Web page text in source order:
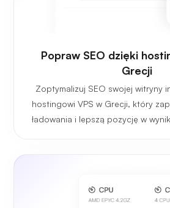
Popraw SEO dzięki
Grecji
Zoptymalizuj SEO swojej witryny
hostingowi VPS w Grecji, który
ładowania i lepszą pozycję w